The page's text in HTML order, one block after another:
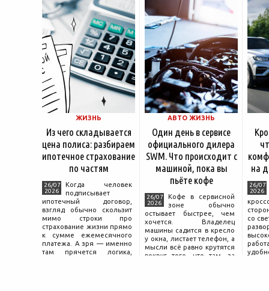
ЖИЗНЬ
Из чего складывается
цена полиса: разбираем
ипотечное страхование
по частям
26/07
2026
Когда человек
подписывает
ипотечный договор,
взгляд обычно скользит
мимо строки про
страхование жизни прямо
к сумме ежемесячного
платежа. А зря — именно
там прячется логика,
АВТО ЖИЗНЬ
Один день в сервисе
официального дилера
SWM. Что происходит с
машиной, пока вы
пьёте кофе
26/07
2026
Кофе в сервисной
зоне обычно
остывает быстрее, чем
хочется. Владелец
машины садится в кресло
у окна, листает телефон, а
мысли всё равно крутятся
вокруг того, что там, за
на
26/07
2026
со